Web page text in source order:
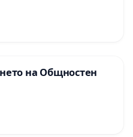
на Общностен